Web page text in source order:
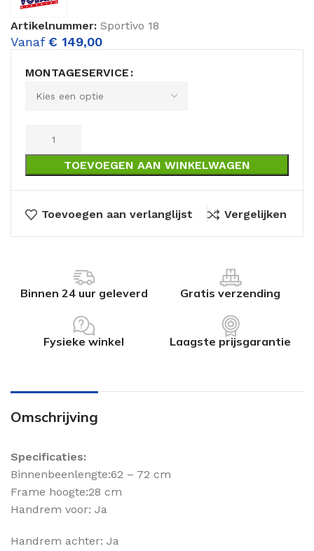
Artikelnummer: Sportivo 18
Vanaf € 149,00
MONTAGESERVICE
TOEVOEGEN AAN WINKELWAGEN
Toevoegen aan verlanglijst Vergelijken
Binnen 24 uur geleverd Gratis verzending
Fysieke winkel Laagste prijsgarantie
Omschrijving
Specificaties:
Binnenbeenlengte:62 – 72 cm
Frame hoogte:28 cm
Handrem voor: Ja
Handrem achter: Ja